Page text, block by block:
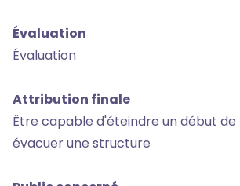
Évaluation
Évaluation
Attribution finale
Être capable d'éteindre un début de
évacuer une structure